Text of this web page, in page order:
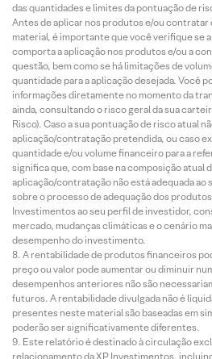
das quantidades e limites da pontuação de
Antes de aplicar nos produtos e/ou
material, é importante que você verifique se
comporta a aplicação nos produtos e/ou a
questão, bem como se há limitações de
quantidade para a aplicação desejada. Você
informações diretamente no momento da
ainda, consultando o risco geral da sua
Risco). Caso a sua pontuação de risco atual
aplicação/contratação pretendida, ou caso
quantidade e/ou volume financeiro para a
significa que, com base na composição atual
aplicação/contratação não está adequada ao
sobre o processo de adequação dos
Investimentos ao seu perfil de investidor,
mercado, mudanças climáticas e o cenário
desempenho do investimento.
A rentabilidade de produtos financeiros
preço ou valor pode aumentar ou diminuir
desempenhos anteriores não são
futuros. A rentabilidade divulgada não é
presentes neste material são baseadas em
poderão ser significativamente diferentes.
Este relatório é destinado à circulação
relacionamento da XP Investimentos,